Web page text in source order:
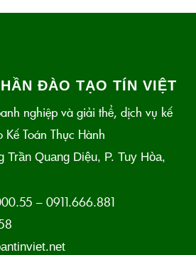
ĐÀO TẠO TÍN VIỆT
nghiệp và giải thể, dịch vụ kế
Toán Thực Hành
Trần Quang Diệu, P. Tuy Hòa,
– 0911.666.881